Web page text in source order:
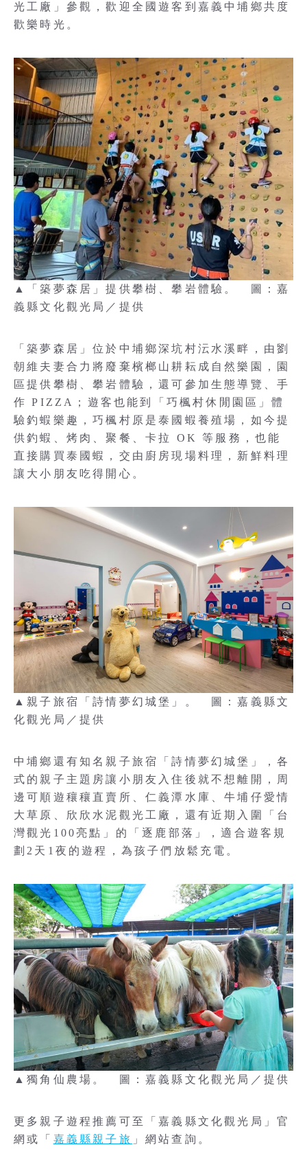
光工廠」參觀，歡迎全國遊客到嘉義中埔鄉共度
歡樂時光。
▲「築夢森居」提供攀樹、攀岩體驗。 圖：嘉
義縣文化觀光局／提供
「築夢森居」位於中埔鄉深坑村沄水溪畔，由劉
朝維夫妻合力將廢棄檳榔山耕耘成自然樂園，園
區提供攀樹、攀岩體驗，還可參加生態導覽、手
作 PIZZA；遊客也能到「巧楓村休閒園區」體
驗釣蝦樂趣，巧楓村原是泰國蝦養殖場，如今提
供釣蝦、烤肉、聚餐、卡拉 OK 等服務，也能
直接購買泰國蝦，交由廚房現場料理，新鮮料理
讓大小朋友吃得開心。
▲親子旅宿「詩情夢幻城堡」。 圖：嘉義縣文
化觀光局／提供
中埔鄉還有知名親子旅宿「詩情夢幻城堡」，各
式的親子主題房讓小朋友入住後就不想離開，周
邊可順遊穰穰直賣所、仁義潭水庫、牛埔仔愛情
大草原、欣欣水泥觀光工廠，還有近期入圍「台
灣觀光100亮點」的「逐鹿部落」，適合遊客規
劃2天1夜的遊程，為孩子們放鬆充電。
▲獨角仙農場。 圖：嘉義縣文化觀光局／提供
更多親子遊程推薦可至「嘉義縣文化觀光局」官
網或「 嘉義縣親子旅 」網站查詢。